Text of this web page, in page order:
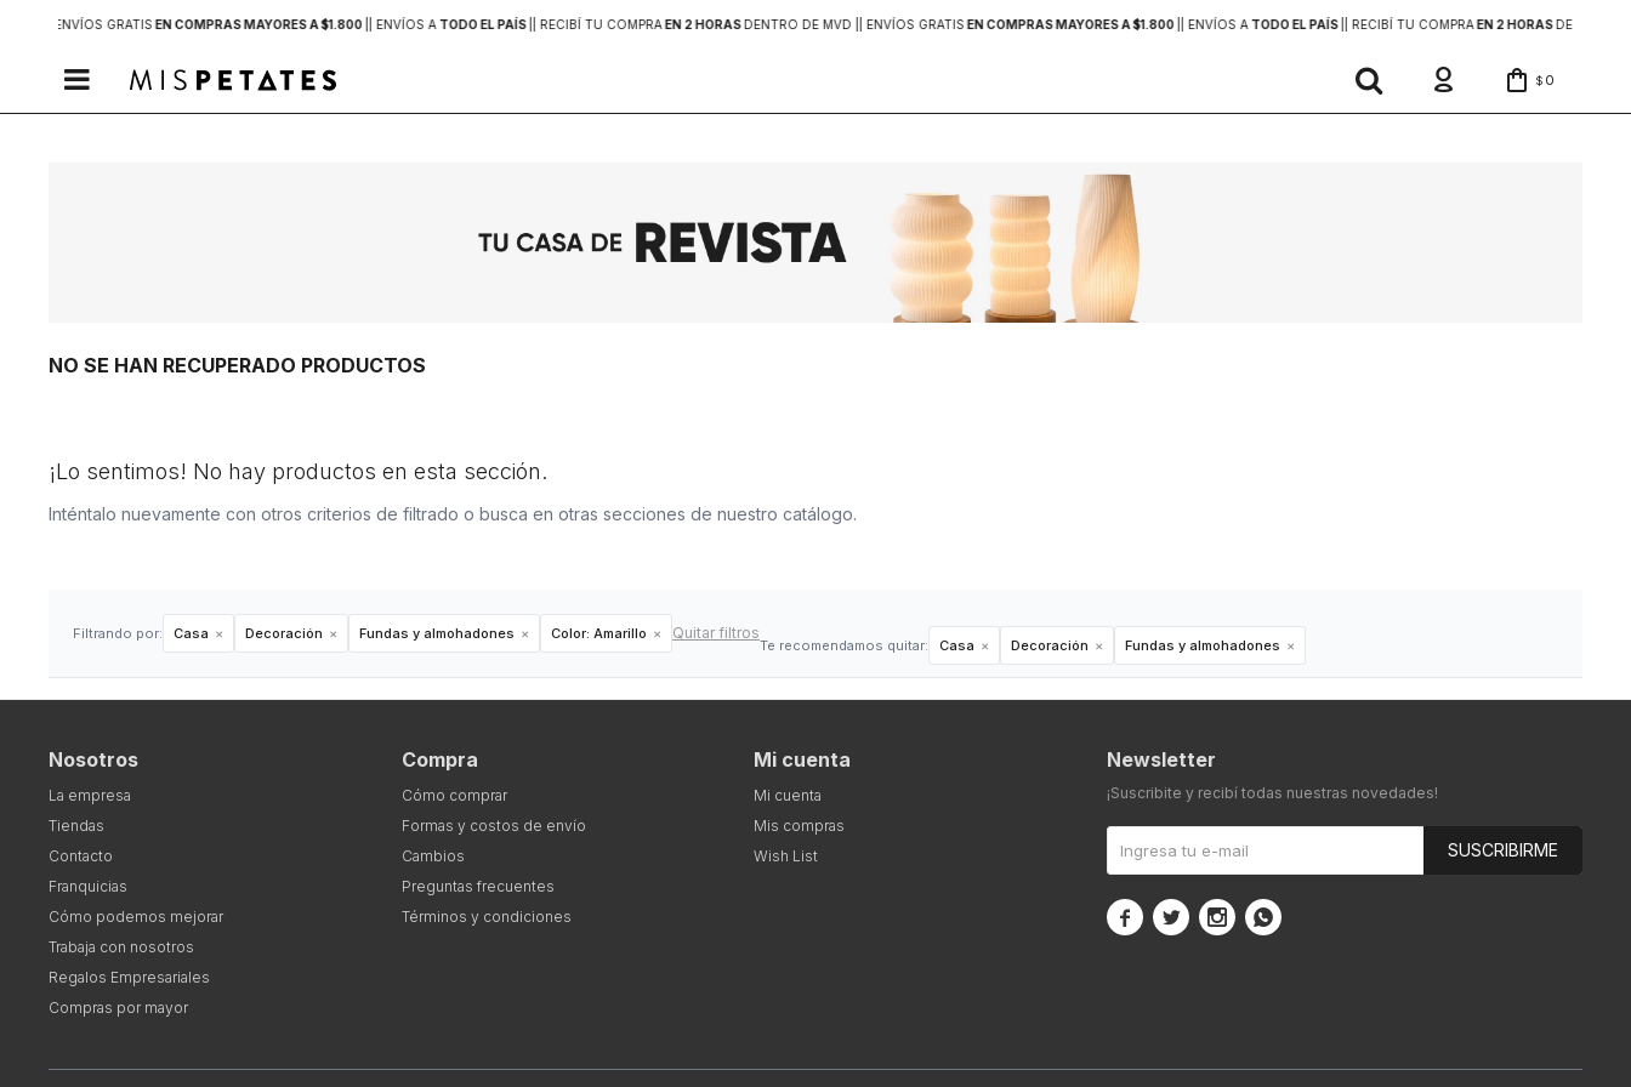
| ENVÍOS GRATISEN COMPRAS MAYORES A $1.800| | ENVÍOS ATODO EL PAÍS| | RECIBÍ TU COMPRAEN 2 HORASDENTRO DE MVD | | ENVÍOS GRATISEN COMPRAS MAYORES A $1.800| | ENVÍOS ATODO EL PAÍS| | RECIBÍ TU COMPRAEN 2 HORASDENTRO DE
 $ 0
NO SE HAN RECUPERADO PRODUCTOS
¡Lo sentimos! No hay productos en esta sección.
Inténtalo nuevamente con otros criterios de filtrado o busca en otras secciones de nuestro catálogo.
Filtrando por: Casa Decoración Fundas y almohadones Color: Amarillo Quitar filtros
Te recomendamos quitar: Casa Decoración Fundas y almohadones
Nosotros
La empresa
Tiendas
Contacto
Franquicias
Cómo podemos mejorar
Trabaja con nosotros
Regalos Empresariales
Compras por mayor
Compra
Cómo comprar
Formas y costos de envío
Cambios
Preguntas frecuentes
Términos y condiciones
Mi cuenta
Mi cuenta
Mis compras
Wish List
Newsletter
¡Suscribite y recibí todas nuestras novedades!
SUSCRIBIRME
   